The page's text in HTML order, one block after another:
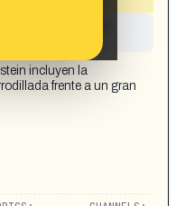
by the
incluyen la
frente a un gran